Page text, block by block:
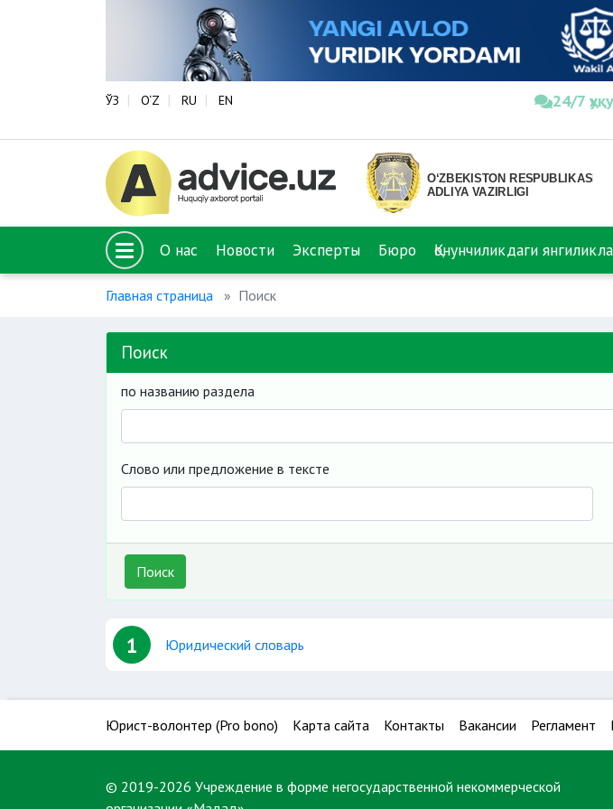
ЎЗ O‘Z RU EN 24/7
О нас Новости Эксперты Бюро Қонунчиликдаги
Главная страница Поиск
Поиск
по названию раздела
Слово или предложение в тексте
Поиск
1 Юридический словарь
Юрист-волонтер (Pro bono) Карта сайта Контакты Вакансии Регламент
© 2019-2026 Учреждение в форме негосударственной некоммерческой